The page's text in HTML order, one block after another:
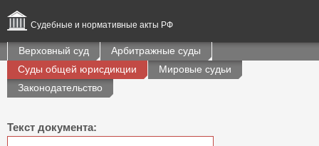
Судебные и нормативные акты РФ
Верховный суд
Арбитражные суды
Суды общей юрисдикции
Мировые судьи
Законодательство
Текст документа: